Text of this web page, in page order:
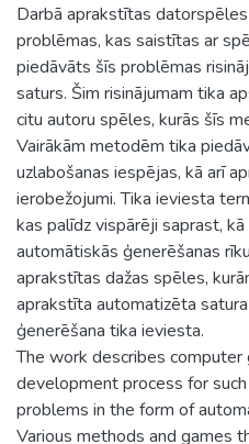
Darbā aprakstītas
problēmas, kas saistītas ar
piedāvāts šīs problēmas
saturs. Šim risinājumam tika
citu autoru spēles, kurās šīs
Vairākām metodēm tika
uzlabošanas iespējas, kā arī
ierobežojumi. Tika ieviesta
kas palīdz vispārēji saprast,
automātiskās ģenerēšanas
aprakstītas dažas spēles,
aprakstīta automatizēta
ģenerēšana tika ieviesta.
The work describes
development process for
problems in the form of
Various methods and games